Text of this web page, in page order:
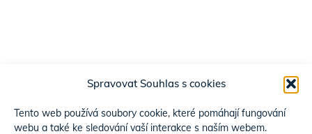
Spravovat Souhlas s cookies
Tento web používá soubory cookie, které pomáhají fungování
webu a také ke sledování vaší interakce s naším webem.